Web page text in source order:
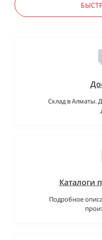
Склад в Алматы.
Каталоги
Подробное